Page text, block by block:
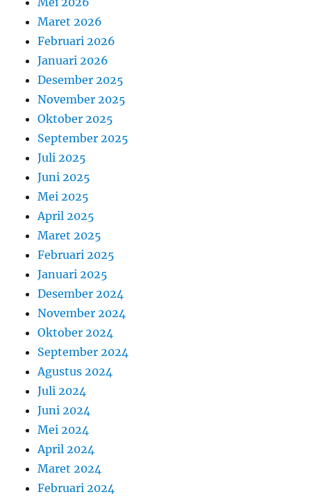
Maret 2026
Februari 2026
Januari 2026
Desember 2025
November 2025
Oktober 2025
September 2025
Juli 2025
Juni 2025
Mei 2025
April 2025
Maret 2025
Februari 2025
Januari 2025
Desember 2024
November 2024
Oktober 2024
September 2024
Agustus 2024
Juli 2024
Juni 2024
Mei 2024
April 2024
Maret 2024
Februari 2024